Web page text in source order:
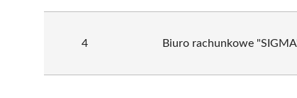
4 Biuro rachunkowe